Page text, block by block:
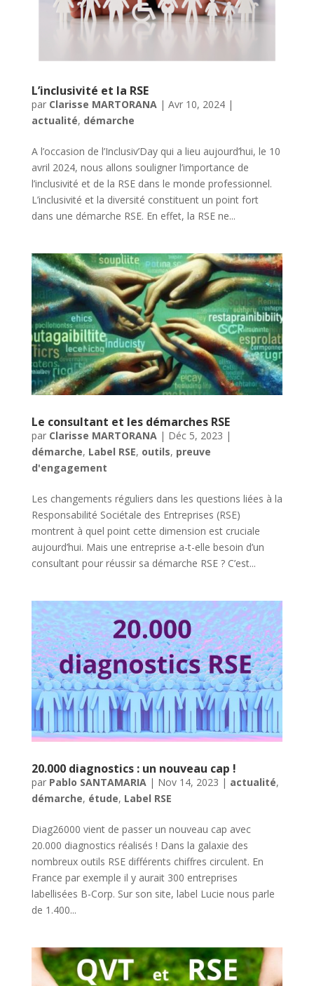
L’inclusivité et la RSE
par Clarisse MARTORANA| Avr 10, 2024|
actualité, démarche
A l’occasion de l’Inclusiv’Day qui a lieu aujourd’hui, le 10
avril 2024, nous allons souligner l’importance de
l’inclusivité et de la RSE dans le monde professionnel.
L’inclusivité et la diversité constituent un point fort
dans une démarche RSE. En effet, la RSE ne...
Le consultant et les démarches RSE
par Clarisse MARTORANA | Déc 5, 2023 |
démarche, Label RSE, outils, preuve
d'engagement
Les changements réguliers dans les questions liées à la
Responsabilité Sociétale des Entreprises (RSE)
montrent à quel point cette dimension est cruciale
aujourd’hui. Mais une entreprise a-t-elle besoin d’un
consultant pour réussir sa démarche RSE ? C’est...
20.000 diagnostics : un nouveau cap !
par Pablo SANTAMARIA| Nov 14, 2023 | actualité,
démarche, étude, Label RSE
Diag26000 vient de passer un nouveau cap avec
20.000 diagnostics réalisés ! Dans la galaxie des
nombreux outils RSE différents chiffres circulent. En
France par exemple il y aurait 300 entreprises
labellisées B-Corp. Sur son site, label Lucie nous parle
de 1.400...